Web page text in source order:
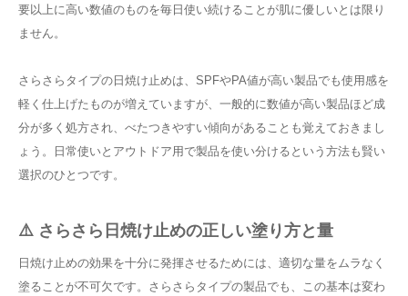
要以上に高い数値のものを毎日使い続けることが肌に優しいとは限り
ません。
さらさらタイプの日焼け止めは、SPFやPA値が高い製品でも使用感を
軽く仕上げたものが増えていますが、一般的に数値が高い製品ほど成
分が多く処方され、べたつきやすい傾向があることも覚えておきまし
ょう。日常使いとアウトドア用で製品を使い分けるという方法も賢い
選択のひとつです。
⚠️ さらさら日焼け止めの正しい塗り方と量
日焼け止めの効果を十分に発揮させるためには、適切な量をムラなく
塗ることが不可欠です。さらさらタイプの製品でも、この基本は変わ